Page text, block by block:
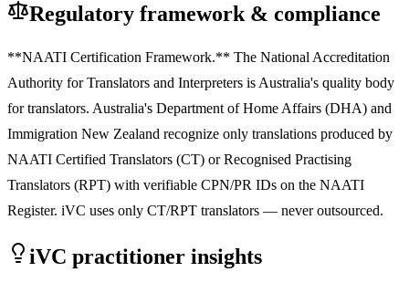
Regulatory framework & compliance
**NAATI Certification Framework.** The National Accreditation
Authority for Translators and Interpreters is Australia's quality body
for translators. Australia's Department of Home Affairs (DHA) and
Immigration New Zealand recognize only translations produced by
NAATI Certified Translators (CT) or Recognised Practising
Translators (RPT) with verifiable CPN/PR IDs on the NAATI
Register. iVC uses only CT/RPT translators — never outsourced.
iVC practitioner insights